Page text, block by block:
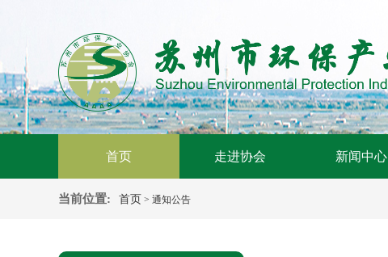
首页 走进协会 新闻中心
当前位置: 首页 > 通知公告